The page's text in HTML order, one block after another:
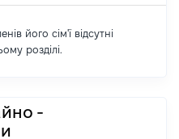
його сім'ї відсутні
розділі.
-